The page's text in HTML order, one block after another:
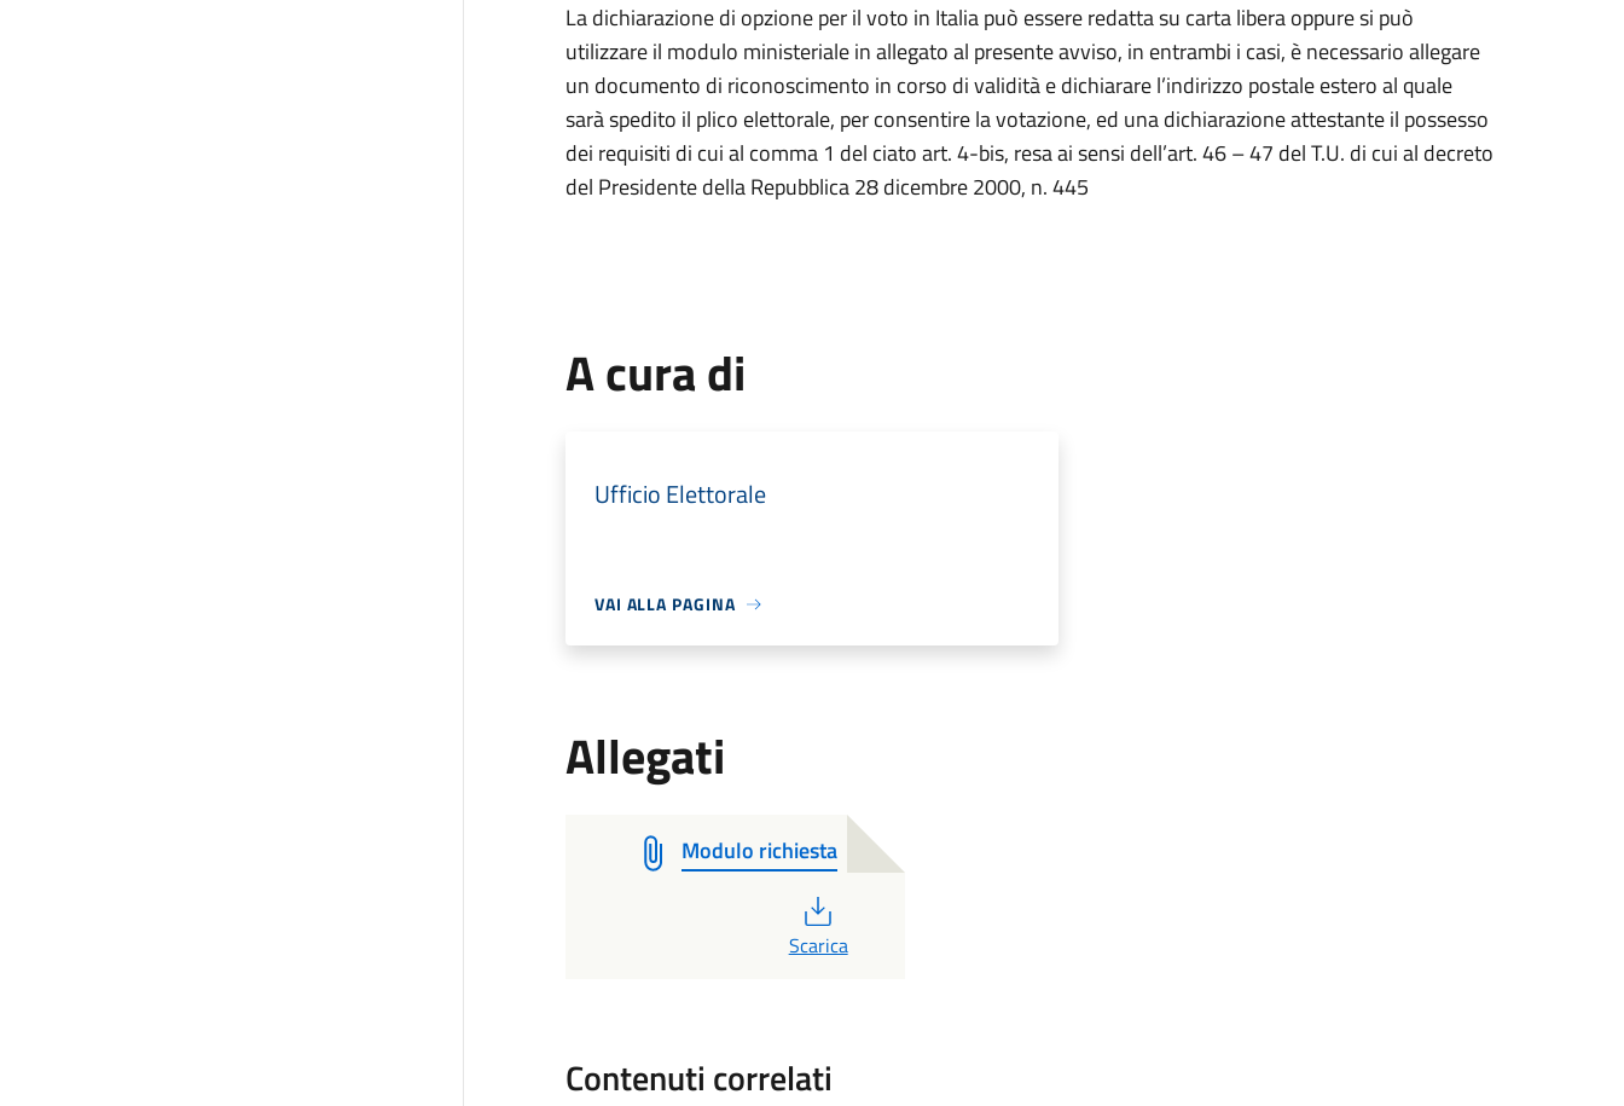
La dichiarazione di opzione per il voto in Italia può essere redatta su carta libera oppure si può
utilizzare il modulo ministeriale in allegato al presente avviso, in entrambi i casi, è necessario allegare
un documento di riconoscimento in corso di validità e dichiarare l’indirizzo postale estero al quale
sarà spedito il plico elettorale, per consentire la votazione, ed una dichiarazione attestante il possesso
dei requisiti di cui al comma 1 del ciato art. 4-bis, resa ai sensi dell’art. 46 – 47 del T.U. di cui al decreto
del Presidente della Repubblica 28 dicembre 2000, n. 445
A cura di
Ufficio Elettorale
VAI ALLA PAGINA
Allegati
Modulo richiesta
Scarica
Contenuti correlati